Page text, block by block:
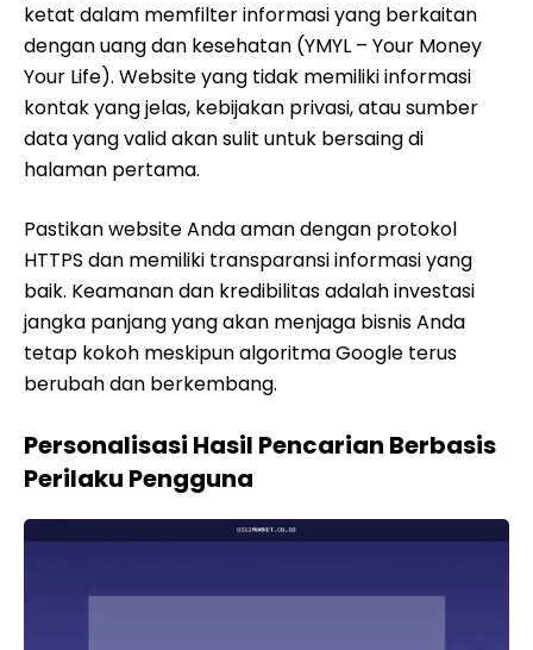
ketat dalam memfilter informasi yang berkaitan
dengan uang dan kesehatan (YMYL – Your Money
Your Life). Website yang tidak memiliki informasi
kontak yang jelas, kebijakan privasi, atau sumber
data yang valid akan sulit untuk bersaing di
halaman pertama.
Pastikan website Anda aman dengan protokol
HTTPS dan memiliki transparansi informasi yang
baik. Keamanan dan kredibilitas adalah investasi
jangka panjang yang akan menjaga bisnis Anda
tetap kokoh meskipun algoritma Google terus
berubah dan berkembang.
Personalisasi Hasil Pencarian Berbasis
Perilaku Pengguna